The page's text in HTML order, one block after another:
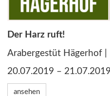
Der Harz ruft!
Arabergestüt Hägerhof
20.07.2019 – 21.07.2019
ansehen